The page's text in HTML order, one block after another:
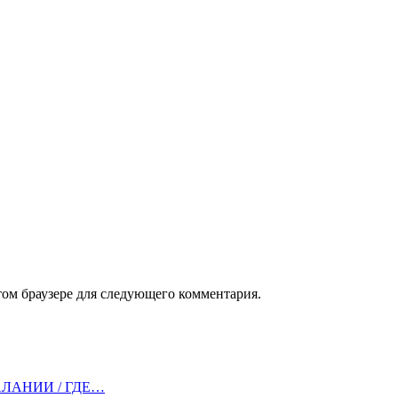
браузере для следующего комментария.
/ ГДЕ…